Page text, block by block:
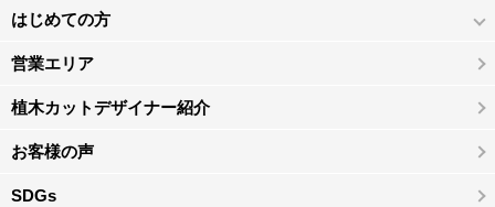
はじめての方
営業エリア
植木カットデザイナー紹介
お客様の声
SDGs